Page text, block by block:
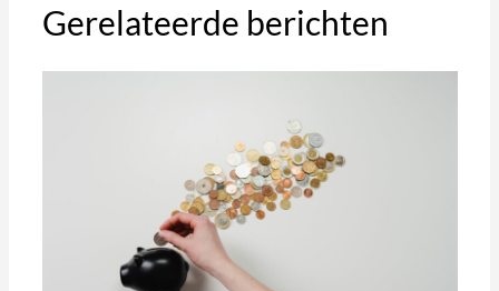
Gerelateerde berichten